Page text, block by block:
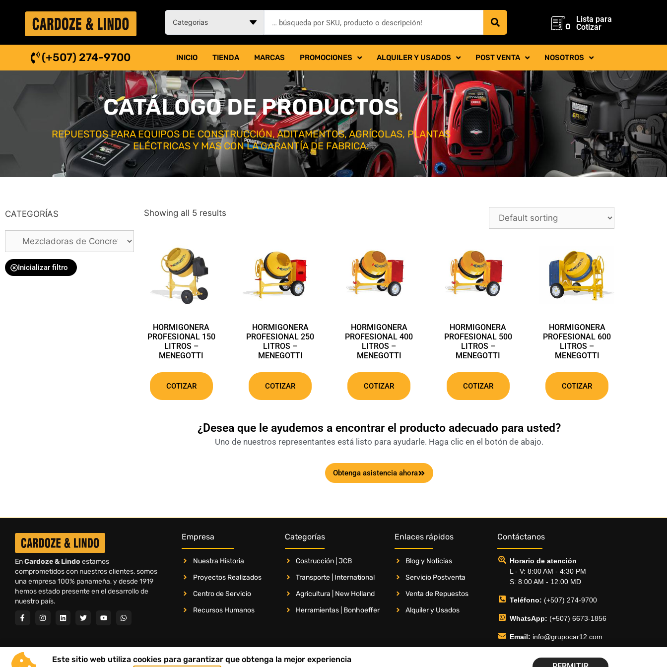
0
Lista para
Cotizar
(+507) 274-9700 INICIO TIENDA MARCAS PROMOCIONES ALQUILER Y USADOS POST VENTA NOSOTROS
CATÁLOGO DE PRODUCTOS
REPUESTOS PARA EQUIPOS DE CONSTRUCCIÓN, ADITAMENTOS, AGRÍCOLAS, PLANTAS
ELÉCTRICAS Y MAS CON LA GARANTÍA DE FABRICA.
CATEGORÍAS
Inicializar filtro
Showing all 5 results
HORMIGONERA
PROFESIONAL 150
LITROS –
MENEGOTTI
COTIZAR
HORMIGONERA
PROFESIONAL 250
LITROS –
MENEGOTTI
COTIZAR
HORMIGONERA
PROFESIONAL 400
LITROS –
MENEGOTTI
COTIZAR
HORMIGONERA
PROFESIONAL 500
LITROS –
MENEGOTTI
COTIZAR
HORMIGONERA
PROFESIONAL 600
LITROS –
MENEGOTTI
COTIZAR
¿Desea que le ayudemos a encontrar el producto adecuado para usted?
Uno de nuestros representantes está listo para ayudarle. Haga clic en el botón de abajo.
Obtenga asistencia ahora
EnCardoze & Lindo estamos
comprometidos con nuestros clientes, somos
una empresa 100% panameña, y desde 1919
hemos estado presente en el desarrollo de
nuestro país.
Empresa
Nuestra Historia
Proyectos Realizados
Centro de Servicio
Recursos Humanos
Categorías
Costrucción | JCB
Transporte | International
Agricultura | New Holland
Herramientas | Bonhoeffer
Enlaces rápidos
Blog y Noticias
Servicio Postventa
Venta de Repuestos
Alquiler y Usados
Contáctanos
Horario de atención
L - V: 8:00 AM - 4:30 PM
S: 8:00 AM - 12:00 MD
Teléfono: (+507) 274-9700
WhatsApp: (+507) 6673-1856
Email: info@grupocar12.com
Este sitio web utiliza cookies para garantizar que obtenga la mejor experiencia